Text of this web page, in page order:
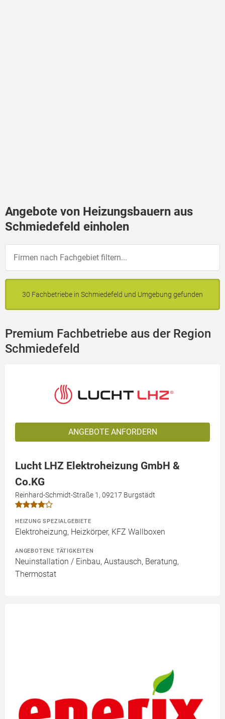
Angebote von Heizungsbauern aus
Schmiedefeld einholen
30 Fachbetriebe in Schmiedefeld und Umgebung gefunden
Premium Fachbetriebe aus der Region
Schmiedefeld
ANGEBOTE ANFORDERN
Lucht LHZ Elektroheizung GmbH &
Co.KG
Reinhard-Schmidt-Straße 1, 09217 Burgstädt
HEIZUNG SPEZIALGEBIETE
Elektroheizung, Heizkörper, KFZ Wallboxen
ANGEBOTENE TÄTIGKEITEN
Neuinstallation / Einbau, Austausch, Beratung,
Thermostat